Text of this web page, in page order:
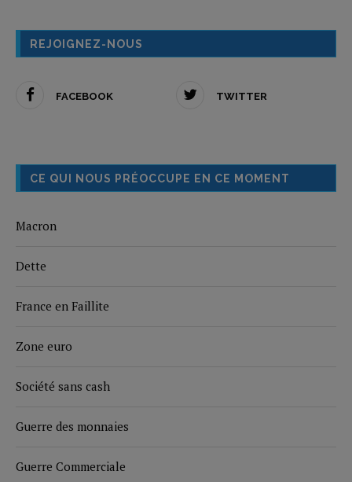
REJOIGNEZ-NOUS
FACEBOOK TWITTER
CE QUI NOUS PRÉOCCUPE EN CE MOMENT
Macron
Dette
France en Faillite
Zone euro
Société sans cash
Guerre des monnaies
Guerre Commerciale